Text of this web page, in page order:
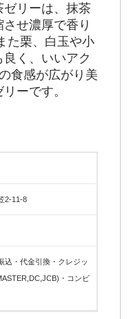
ゼリーは、抹茶
せ濃厚で香り
た栗、白玉や小
く、いいアク
食感が広がり美
ーです。
2-11-8
込・代金引換・クレジッ
・コンビ